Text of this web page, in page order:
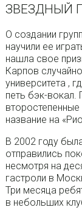
ЗВЕЗДНЫЙ
О создании
научили ее
нашла свое
Карпов
университета ,
петь бэк-вокал.
второстепенные
название на
В 2002 году
отправились
несмотря на
гастроли в
Три месяца
в небольших